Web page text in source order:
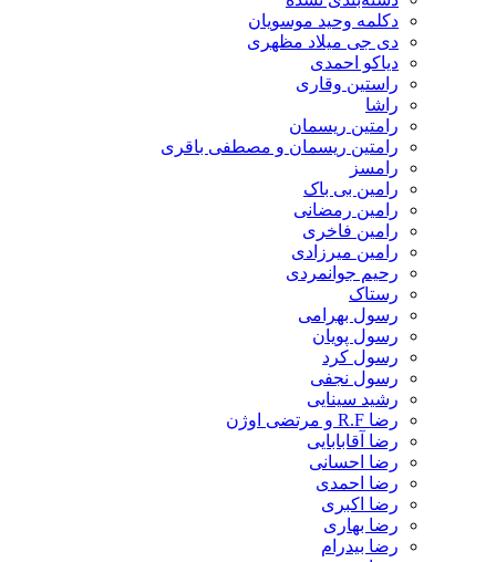
دکلمه وحید موسویان
دی جی میلاد مظهری
دیاکو احمدی
راستین وقاری
راشا
رامتین ریسمان
رامتین ریسمان و مصطفی باقری
رامسز
رامین بی باک
رامین رمضانی
رامین فاخری
رامین میرزادی
رحیم جوانمردی
رستاک
رسول بهرامی
رسول پویان
رسول کرد
رسول نجفی
رشید سینایی
رضا R.F و مرتضی اوژن
رضا آقابابایی
رضا احسانی
رضا احمدی
رضا اکبری
رضا بهاری
رضا بیدرام